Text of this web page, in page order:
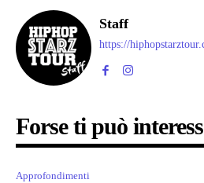
Staff
https://
Forse ti può
Approfondimenti